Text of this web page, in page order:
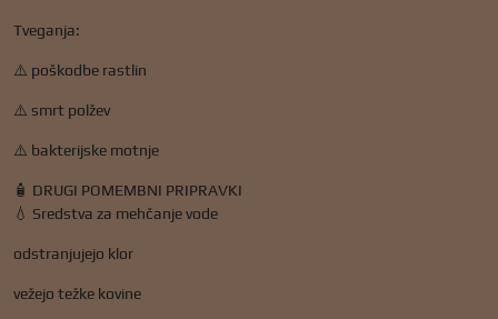
Tveganja:
⚠️ poškodbe rastlin
⚠️ smrt polžev
⚠️ bakterijske motnje
🧴 DRUGI POMEMBNI PRIPRAVKI
💧 Sredstva za mehčanje vode
odstranjujejo klor
vežejo težke kovine